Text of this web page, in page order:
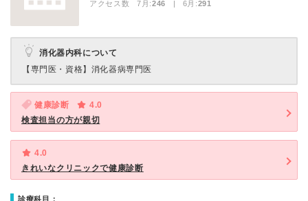
アクセス数 7月:246 | 6月:291
消化器内科について
【専門医・資格】 消化器病専門医
健康診断
4.0
検査担当の方が親切
4.0
きれいなクリニックで健康診断
診療科目：